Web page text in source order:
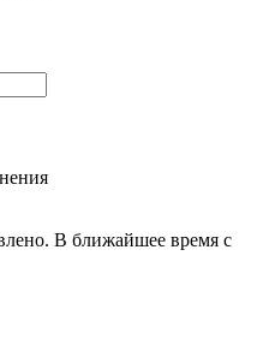
В ближайшее время с